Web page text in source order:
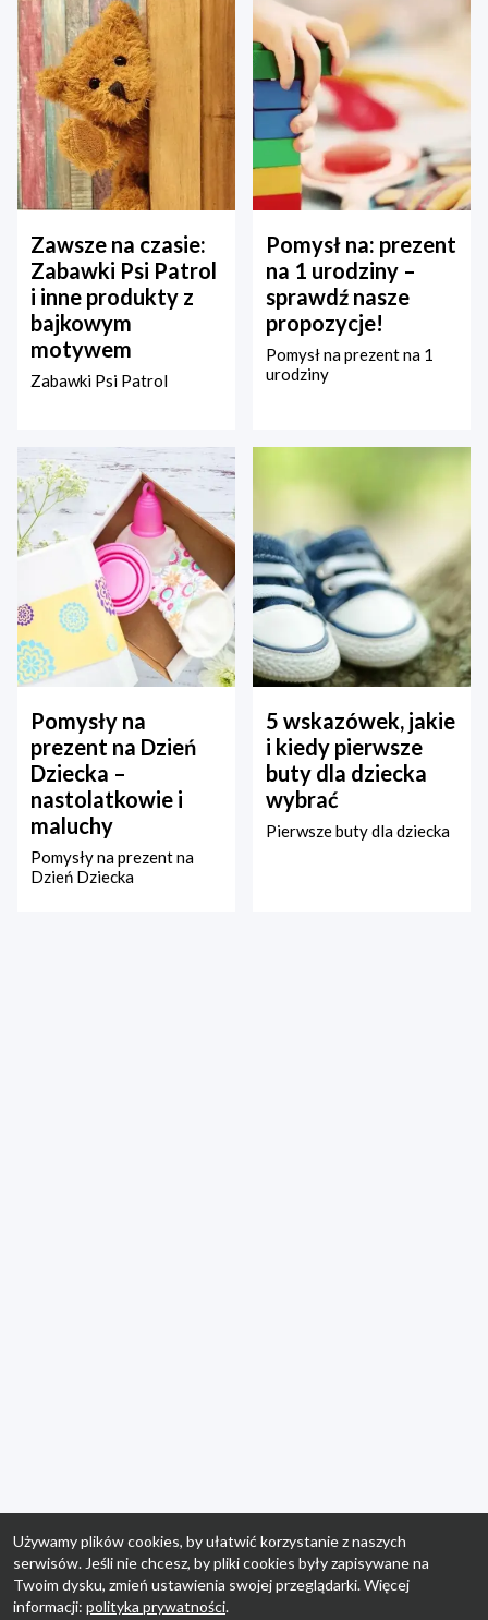
Zawsze na czasie:
Zabawki Psi Patrol
i inne produkty z
bajkowym
motywem
Zabawki Psi Patrol
Pomysł na: prezent
na 1 urodziny –
sprawdź nasze
propozycje!
Pomysł na prezent na 1
urodziny
Pomysły na
prezent na Dzień
Dziecka –
nastolatkowie i
maluchy
Pomysły na prezent na
Dzień Dziecka
5 wskazówek, jakie
i kiedy pierwsze
buty dla dziecka
wybrać
Pierwsze buty dla dziecka
Używamy plików cookies, by ułatwić korzystanie z naszych
serwisów. Jeśli nie chcesz, by pliki cookies były zapisywane na
Twoim dysku, zmień ustawienia swojej przeglądarki. Więcej
informacji: polityka prywatności.